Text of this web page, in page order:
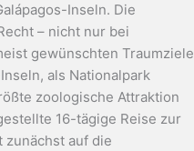
Inseln. Die
– nicht nur bei
gewünschten Traumziele
als Nationalpark
zoologische Attraktion
16-tägige Reise zur
auf die